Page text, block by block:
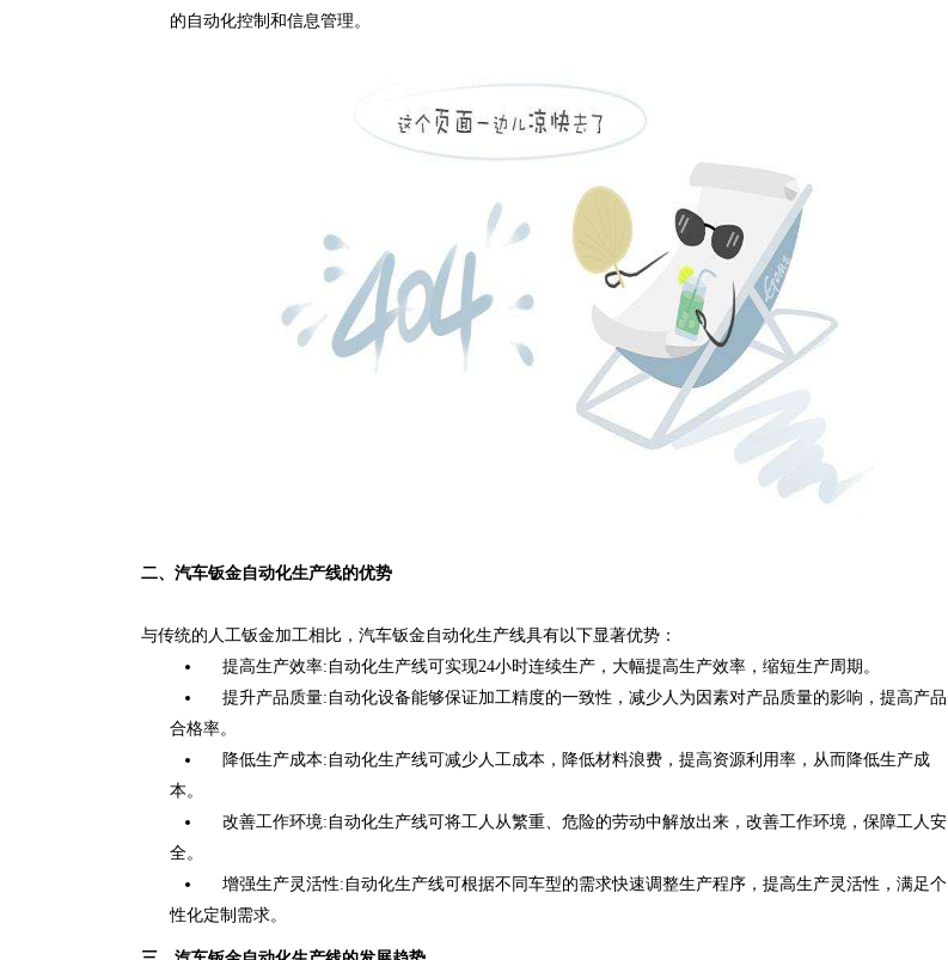
的自动化控制和信息管理。
二、汽车钣金自动化生产线的优势
与传统的人工钣金加工相比，汽车钣金自动化生产线具有以下显著优势：
提高生产效率:自动化生产线可实现24小时连续生产，大幅提高生产效率，缩短生产周期。
提升产品质量:自动化设备能够保证加工精度的一致性，减少人为因素对产品质量的影响，提高产品
合格率。
降低生产成本:自动化生产线可减少人工成本，降低材料浪费，提高资源利用率，从而降低生产成
本。
改善工作环境:自动化生产线可将工人从繁重、危险的劳动中解放出来，改善工作环境，保障工人安
全。
增强生产灵活性:自动化生产线可根据不同车型的需求快速调整生产程序，提高生产灵活性，满足个
性化定制需求。